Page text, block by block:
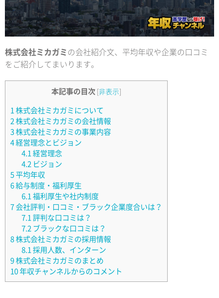
株式会社ミカガミ の会社紹介文、平均年収や企業の口コミ
をご紹介してまいります。
本記事の目次 非表示
1 株式会社ミカガミについて
2 株式会社ミカガミの会社情報
3 株式会社ミカガミの事業内容
4 経営理念とビジョン
4.1 経営理念
4.2 ビジョン
5 平均年収
6 給与制度・福利厚生
6.1 福利厚生や社内制度
7 会社評判・口コミ・ブラック企業度合いは？
7.1 評判な口コミは？
7.2 ブラックな口コミは？
8 株式会社ミカガミの採用情報
8.1 採用人数、インターン
9 株式会社ミカガミのまとめ
10 年収チャンネルからのコメント